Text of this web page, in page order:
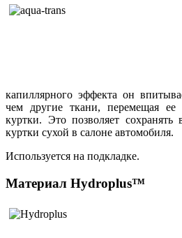
капиллярного эффекта он
чем другие ткани, перемещая
куртки. Это позволяет сохранять
куртки сухой в салоне автомобиля.
Используется на подкладке.
Материал Hydroplus™